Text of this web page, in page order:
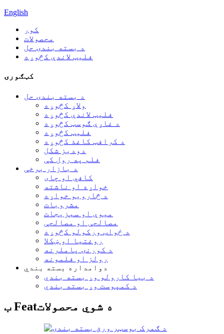
English
کور
محصولات
د بسته بندۍ حل
فلیټ لاندې کڅوړه
کټګورۍ
د بسته بندۍ حل
ولاړ کڅوړه
فلیټ لاندې کڅوړه
د غاړې ګوسټ کڅوړه
فلیټ کڅوړه
د کرافټ کاغذ کڅوړه
دودیز شکل
فلم په رول کې
د بازار برخې
کافي او چای
خواړه او ناشته
د څارویو خواړه
مشروبات
میوې او سبزیجات
مصالحې او مصالحې
د ځواب ورکولو کڅوړه
روغتیا او ښکلا
د کورنۍ پاملرنه
رولز او فلمونه
دوامداره بسته بندي
د بیا کارولو وړ بسته بندي
د کمپوست وړ بسته بندي
ب Featه شوي محصولات